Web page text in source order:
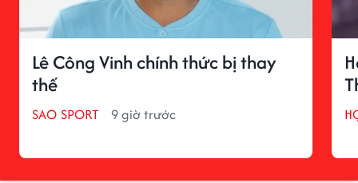
Lê Công Vinh chính thức bị thay
thế
SAO SPORT 9 giờ trước